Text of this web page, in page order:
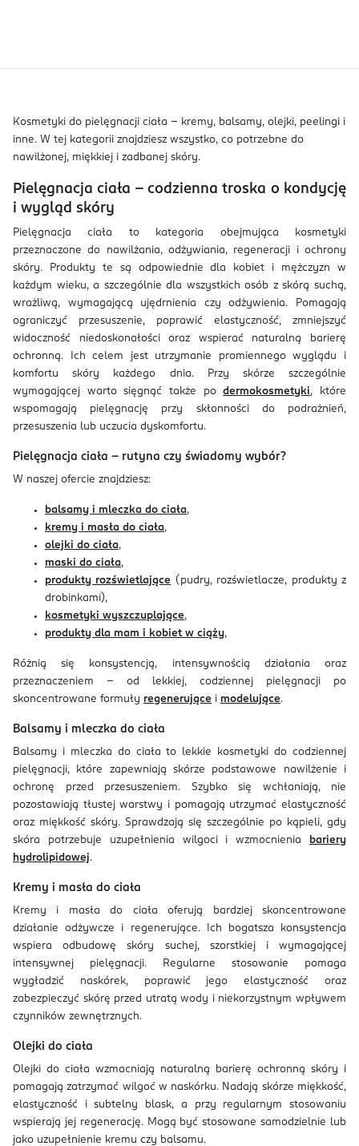
Kosmetyki do pielęgnacji ciała – kremy, balsamy, olejki, peelingi i
inne. W tej kategorii znajdziesz wszystko, co potrzebne do
nawilżonej, miękkiej i zadbanej skóry.
Pielęgnacja ciała – codzienna troska o kondycję
i wygląd skóry
Pielęgnacja ciała to kategoria obejmująca kosmetyki
przeznaczone do nawilżania, odżywiania, regeneracji i ochrony
skóry. Produkty te są odpowiednie dla kobiet i mężczyzn w
każdym wieku, a szczególnie dla wszystkich osób z skórą suchą,
wrażliwą, wymagającą ujędrnienia czy odżywienia. Pomagają
ograniczyć przesuszenie, poprawić elastyczność, zmniejszyć
widoczność niedoskonałości oraz wspierać naturalną barierę
ochronną. Ich celem jest utrzymanie promiennego wyglądu i
komfortu skóry każdego dnia. Przy skórze szczególnie
wymagającej warto sięgnąć także podermokosmetyki, które
wspomagają pielęgnację przy skłonności do podrażnień,
przesuszenia lub uczucia dyskomfortu.
Pielęgnacja ciała – rutyna czy świadomy wybór?
W naszej ofercie znajdziesz:
balsamy i mleczka do ciała,
kremy i masła do ciała,
olejki do ciała,
maski do ciała,
produkty rozświetlające (pudry, rozświetlacze, produkty z
drobinkami),
kosmetyki wyszczuplające,
produkty dla mam i kobiet w ciąży,
Różnią się konsystencją, intensywnością działania oraz
przeznaczeniem – od lekkiej, codziennej pielęgnacji po
skoncentrowane formuły regenerujące i modelujące.
Balsamy i mleczka do ciała
Balsamy i mleczka do ciała to lekkie kosmetyki do codziennej
pielęgnacji, które zapewniają skórze podstawowe nawilżenie i
ochronę przed przesuszeniem. Szybko się wchłaniają, nie
pozostawiają tłustej warstwy i pomagają utrzymać elastyczność
oraz miękkość skóry. Sprawdzają się szczególnie po kąpieli, gdy
skóra potrzebuje uzupełnienia wilgoci i wzmocnienia bariery
hydrolipidowej.
Kremy i masła do ciała
Kremy i masła do ciała oferują bardziej skoncentrowane
działanie odżywcze i regenerujące. Ich bogatsza konsystencja
wspiera odbudowę skóry suchej, szorstkiej i wymagającej
intensywnej pielęgnacji. Regularne stosowanie pomaga
wygładzić naskórek, poprawić jego elastyczność oraz
zabezpieczyć skórę przed utratą wody i niekorzystnym wpływem
czynników zewnętrznych.
Olejki do ciała
Olejki do ciała wzmacniają naturalną barierę ochronną skóry i
pomagają zatrzymać wilgoć w naskórku. Nadają skórze miękkość,
elastyczność i subtelny blask, a przy regularnym stosowaniu
wspierają jej regenerację. Mogą być stosowane samodzielnie lub
jako uzupełnienie kremu czy balsamu.